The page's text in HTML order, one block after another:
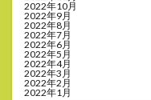
2022年10月
2022年9月
2022年8月
2022年7月
2022年6月
2022年5月
2022年4月
2022年3月
2022年2月
2022年1月